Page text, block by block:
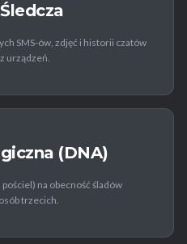
SMS-ów, zdjęć i historii czatów
urządzeń.
(DNA)
na obecność śladów
trzecich.